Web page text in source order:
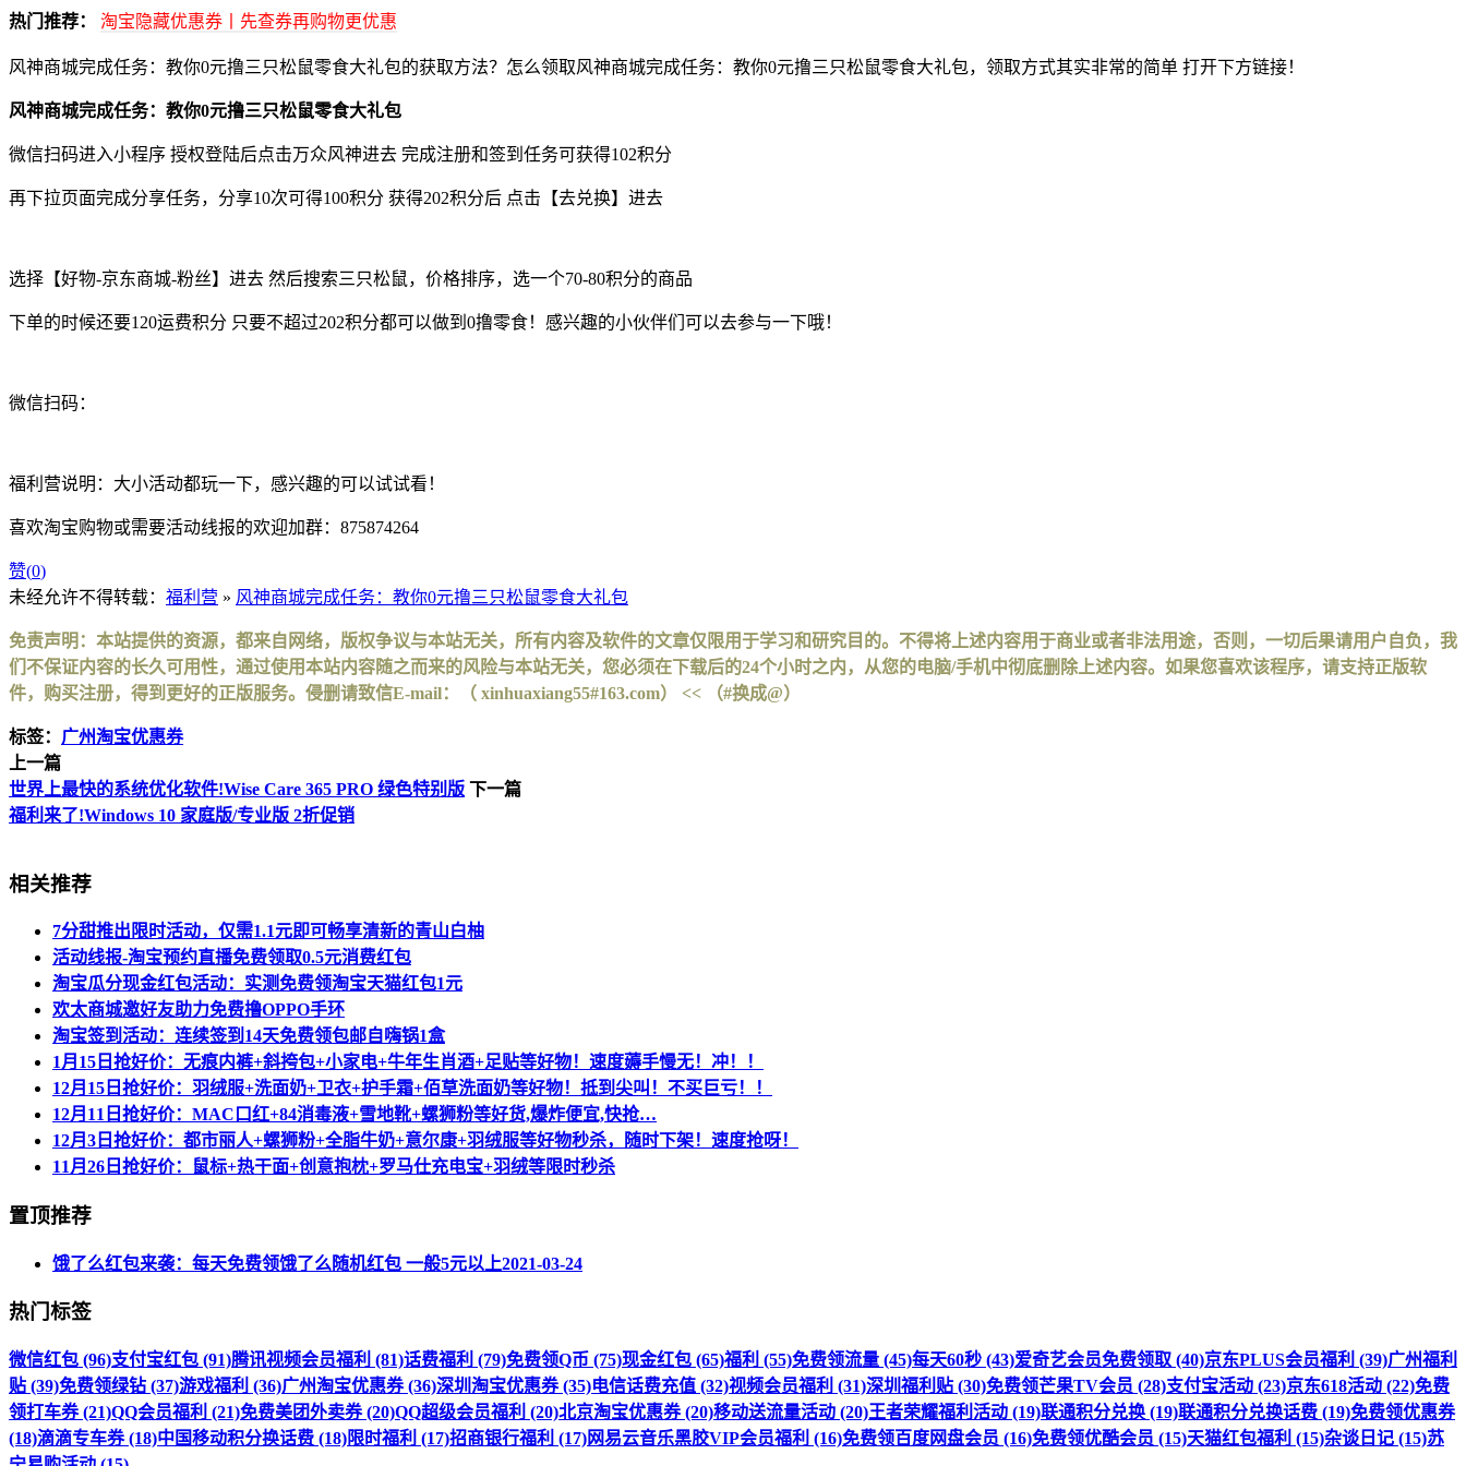
热门推荐： 淘宝隐藏优惠券丨先查券再购物更优惠
风神商城完成任务：教你0元撸三只松鼠零食大礼包的获取方法？怎么领取风神商城完成任务：教你0元撸三只松鼠零食大礼包，领取方式其实非常的简单 打开下方链接！
风神商城完成任务：教你0元撸三只松鼠零食大礼包
微信扫码进入小程序 授权登陆后点击万众风神进去 完成注册和签到任务可获得102积分
再下拉页面完成分享任务，分享10次可得100积分 获得202积分后 点击【去兑换】进去
选择【好物-京东商城-粉丝】进去 然后搜索三只松鼠，价格排序，选一个70-80积分的商品
下单的时候还要120运费积分 只要不超过202积分都可以做到0撸零食！感兴趣的小伙伴们可以去参与一下哦！
微信扫码：
福利营说明：大小活动都玩一下，感兴趣的可以试试看！
喜欢淘宝购物或需要活动线报的欢迎加群：875874264
赞(0)
未经允许不得转载： 福利营 » 风神商城完成任务：教你0元撸三只松鼠零食大礼包
免责声明：本站提供的资源，都来自网络，版权争议与本站无关，所有内容及软件的文章仅限用于学习和研究目的。不得将上述内容用于商业或者非法用途，否则，一切后果请用户自负，我
们不保证内容的长久可用性，通过使用本站内容随之而来的风险与本站无关，您必须在下载后的24个小时之内，从您的电脑/手机中彻底删除上述内容。如果您喜欢该程序，请支持正版软
件，购买注册，得到更好的正版服务。侵删请致信E-mail：（ xinhuaxiang55#163.com） << （#换成@）
标签： 广州淘宝优惠券
上一篇
世界上最快的系统优化软件!Wise Care 365 PRO 绿色特别版 下一篇
福利来了!Windows 10 家庭版/专业版 2折促销
相关推荐
7分甜推出限时活动，仅需1.1元即可畅享清新的青山白柚
活动线报-淘宝预约直播免费领取0.5元消费红包
淘宝瓜分现金红包活动：实测免费领淘宝天猫红包1元
欢太商城邀好友助力免费撸OPPO手环
淘宝签到活动：连续签到14天免费领包邮自嗨锅1盒
1月15日抢好价：无痕内裤+斜挎包+小家电+牛年生肖酒+足贴等好物！速度薅手慢无！冲！！
12月15日抢好价：羽绒服+洗面奶+卫衣+护手霜+佰草洗面奶等好物！抵到尖叫！不买巨亏！！
12月11日抢好价：MAC口红+84消毒液+雪地靴+螺狮粉等好货,爆炸便宜,快抢…
12月3日抢好价：都市丽人+螺狮粉+全脂牛奶+意尔康+羽绒服等好物秒杀，随时下架！速度抢呀！
11月26日抢好价：鼠标+热干面+创意抱枕+罗马仕充电宝+羽绒等限时秒杀
置顶推荐
饿了么红包来袭：每天免费领饿了么随机红包 一般5元以上2021-03-24
热门标签
微信红包 (96)支付宝红包 (91)腾讯视频会员福利 (81)话费福利 (79)免费领Q币 (75)现金红包 (65)福利 (55)免费领流量 (45)每天60秒 (43)爱奇艺会员免费领取 (40)京东PLUS会员福利 (39)广州福利
贴 (39)免费领绿钻 (37)游戏福利 (36)广州淘宝优惠券 (36)深圳淘宝优惠券 (35)电信话费充值 (32)视频会员福利 (31)深圳福利贴 (30)免费领芒果TV会员 (28)支付宝活动 (23)京东618活动 (22)免费
领打车券 (21)QQ会员福利 (21)免费美团外卖券 (20)QQ超级会员福利 (20)北京淘宝优惠券 (20)移动送流量活动 (20)王者荣耀福利活动 (19)联通积分兑换 (19)联通积分兑换话费 (19)免费领优惠券
(18)滴滴专车券 (18)中国移动积分换话费 (18)限时福利 (17)招商银行福利 (17)网易云音乐黑胶VIP会员福利 (16)免费领百度网盘会员 (16)免费领优酷会员 (15)天猫红包福利 (15)杂谈日记 (15)苏